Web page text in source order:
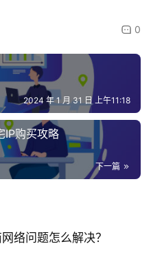
0
2024 年 1 月 31 日 上午11:18
IP购买攻略
下一篇
络问题怎么解决？